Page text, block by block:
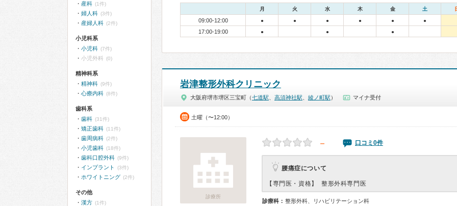
月 火 水 木 金 土
09:00-12:00 ● ● ● ● ● ●
17:00-19:00 ● ● ●
岩津整形外科クリニック
大阪府堺市堺区三宝町（七道駅 高須神社駅 綾ノ町駅 ） マイナ受付
土曜（〜12:00）
診療所
－ 口コミ0件
腰痛症について
【専門医・資格】 整形外科専門医
診療科： 整形外科、リハビリテーション科
産科 (1件)
婦人科 (3件)
産婦人科 (2件)
小児科系
小児科 (7件)
小児外科 (0)
精神科系
精神科 (9件)
心療内科 (8件)
歯科系
歯科 (31件)
矯正歯科 (11件)
歯周病科 (2件)
小児歯科 (18件)
歯科口腔外科 (9件)
インプラント (3件)
ホワイトニング (2件)
その他
漢方 (1件)